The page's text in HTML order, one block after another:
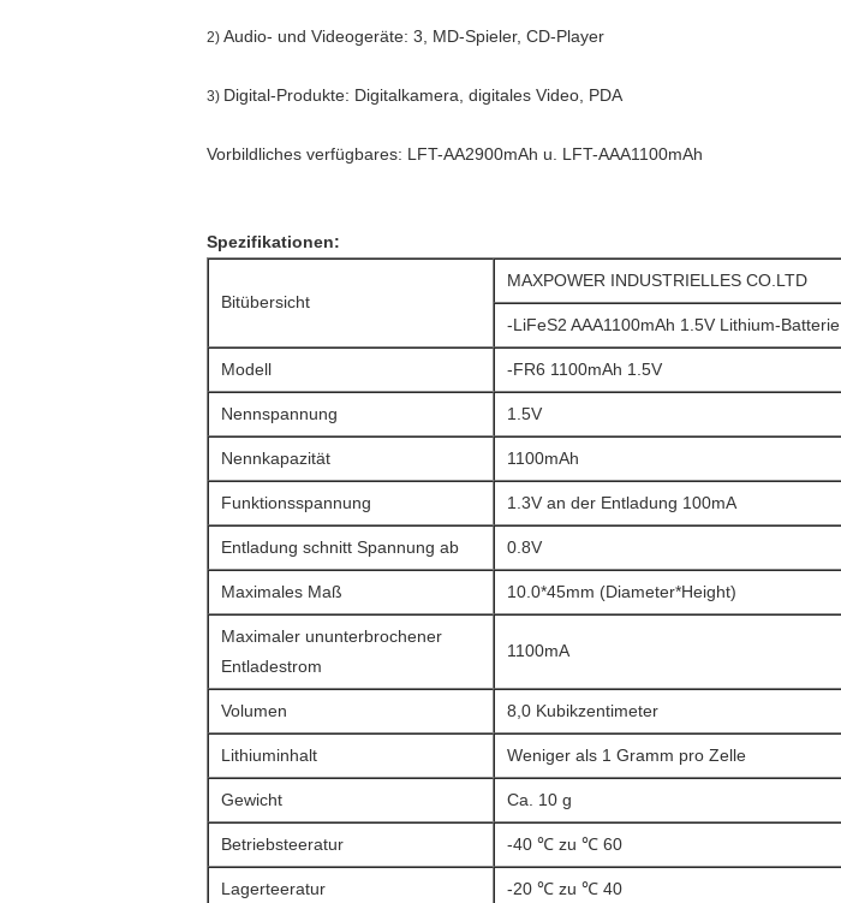
2) Audio- und Videogeräte: 3, MD-Spieler, CD-Player
3) Digital-Produkte: Digitalkamera, digitales Video, PDA
Vorbildliches verfügbares: LFT-AA2900mAh u. LFT-AAA1100mAh
Spezifikationen:
Bitübersicht
MAXPOWER INDUSTRIELLES CO.LTD
-LiFeS2 AAA1100mAh 1.5V Lithium-Batterie
Modell -FR6 1100mAh 1.5V
Nennspannung 1.5V
Nennkapazität 1100mAh
Funktionsspannung 1.3V an der Entladung 100mA
Entladung schnitt Spannung ab 0.8V
Maximales Maß 10.0*45mm (Diameter*Height)
Maximaler ununterbrochener
Entladestrom
1100mA
Volumen 8,0 Kubikzentimeter
Lithiuminhalt Weniger als 1 Gramm pro Zelle
Gewicht Ca. 10 g
Betriebsteeratur -40 ℃ zu ℃ 60
Lagerteeratur -20 ℃ zu ℃ 40